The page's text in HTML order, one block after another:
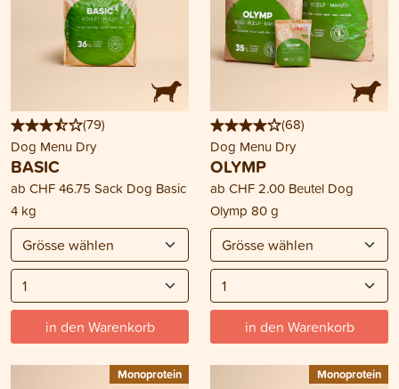
(79)
Dog Menu Dry
BASIC
ab CHF 46.75 Sack Dog Basic
4 kg
in den Warenkorb
(68)
Dog Menu Dry
OLYMP
ab CHF 2.00 Beutel Dog
Olymp 80 g
in den Warenkorb
Monoprotein Monoprotein